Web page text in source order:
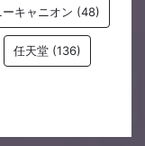
キャニオン (48)
任天堂 (136)